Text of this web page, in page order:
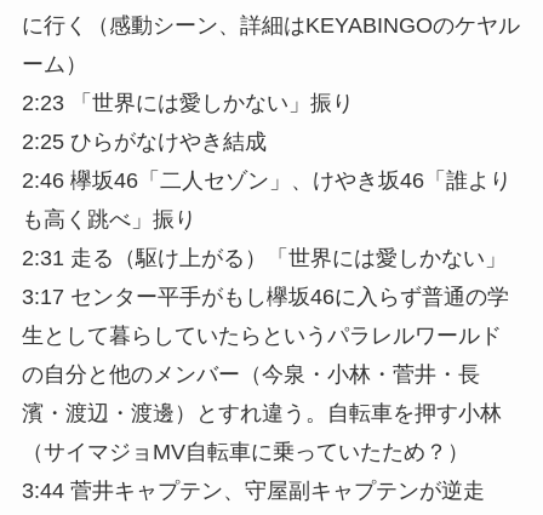
に行く（感動シーン、詳細はKEYABINGOのケヤル
ーム）
2:23 「世界には愛しかない」振り
2:25 ひらがなけやき結成
2:46 欅坂46「二人セゾン」、けやき坂46「誰より
も高く跳べ」振り
2:31 走る（駆け上がる）「世界には愛しかない」
3:17 センター平手がもし欅坂46に入らず普通の学
生として暮らしていたらというパラレルワールド
の自分と他のメンバー（今泉・小林・菅井・長
濱・渡辺・渡邊）とすれ違う。自転車を押す小林
（サイマジョMV自転車に乗っていたため？）
3:44 菅井キャプテン、守屋副キャプテンが逆走